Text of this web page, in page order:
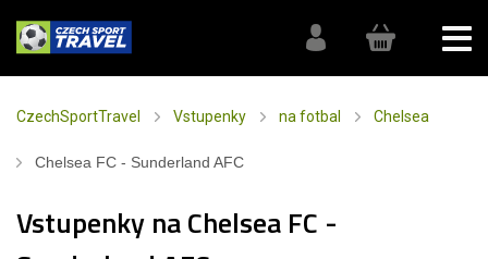
CzechSportTravel Vstupenky na fotbal Chelsea
Chelsea FC - Sunderland AFC
Vstupenky na Chelsea FC -